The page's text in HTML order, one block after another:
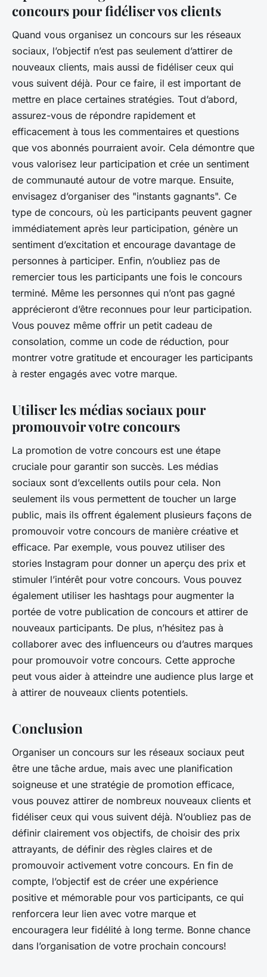
concours pour fidéliser vos clients
Quand vous organisez un concours sur les réseaux
sociaux, l’objectif n’est pas seulement d’attirer de
nouveaux clients, mais aussi de fidéliser ceux qui
vous suivent déjà. Pour ce faire, il est important de
mettre en place certaines stratégies. Tout d’abord,
assurez-vous de répondre rapidement et
efficacement à tous les commentaires et questions
que vos abonnés pourraient avoir. Cela démontre que
vous valorisez leur participation et crée un sentiment
de communauté autour de votre marque. Ensuite,
envisagez d’organiser des "instants gagnants". Ce
type de concours, où les participants peuvent gagner
immédiatement après leur participation, génère un
sentiment d’excitation et encourage davantage de
personnes à participer. Enfin, n’oubliez pas de
remercier tous les participants une fois le concours
terminé. Même les personnes qui n’ont pas gagné
apprécieront d’être reconnues pour leur participation.
Vous pouvez même offrir un petit cadeau de
consolation, comme un code de réduction, pour
montrer votre gratitude et encourager les participants
à rester engagés avec votre marque.
Utiliser les médias sociaux pour
promouvoir votre concours
La promotion de votre concours est une étape
cruciale pour garantir son succès. Les médias
sociaux sont d’excellents outils pour cela. Non
seulement ils vous permettent de toucher un large
public, mais ils offrent également plusieurs façons de
promouvoir votre concours de manière créative et
efficace. Par exemple, vous pouvez utiliser des
stories Instagram pour donner un aperçu des prix et
stimuler l’intérêt pour votre concours. Vous pouvez
également utiliser les hashtags pour augmenter la
portée de votre publication de concours et attirer de
nouveaux participants. De plus, n’hésitez pas à
collaborer avec des influenceurs ou d’autres marques
pour promouvoir votre concours. Cette approche
peut vous aider à atteindre une audience plus large et
à attirer de nouveaux clients potentiels.
Conclusion
Organiser un concours sur les réseaux sociaux peut
être une tâche ardue, mais avec une planification
soigneuse et une stratégie de promotion efficace,
vous pouvez attirer de nombreux nouveaux clients et
fidéliser ceux qui vous suivent déjà. N’oubliez pas de
définir clairement vos objectifs, de choisir des prix
attrayants, de définir des règles claires et de
promouvoir activement votre concours. En fin de
compte, l’objectif est de créer une expérience
positive et mémorable pour vos participants, ce qui
renforcera leur lien avec votre marque et
encouragera leur fidélité à long terme. Bonne chance
dans l’organisation de votre prochain concours!